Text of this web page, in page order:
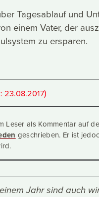
Tagesablauf und
einem Vater, der
zu ersparen.
23.08.2017)
Leser als Kommentar auf
geschrieben. Er ist
Jahr sind auch